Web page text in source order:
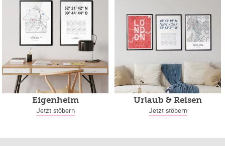
Eigenheim
Jetzt stöbern
Urlaub & Reisen
Jetzt stöbern